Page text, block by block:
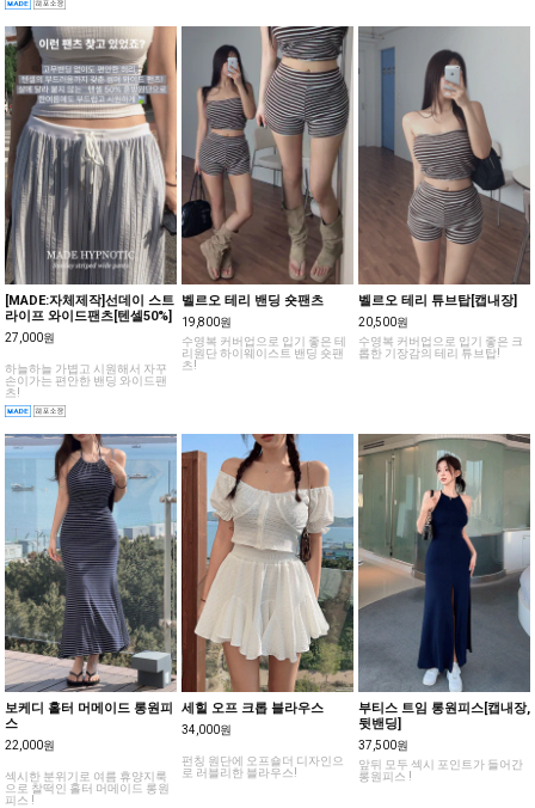
[MADE:자체제작]선데이 스트
라이프 와이드팬츠[텐셀50%]
27,000원
하늘하늘 가볍고 시원해서 자꾸
손이가는 편안한 밴딩 와이드팬
츠!
벨르오 테리 밴딩 숏팬츠
19,800원
수영복 커버업으로 입기 좋은 테
리원단 하이웨이스트 밴딩 숏팬
츠!
벨르오 테리 튜브탑[캡내장]
20,500원
수영복 커버업으로 입기 좋은 크
롭한 기장감의 테리 튜브탑!
보케디 홀터 머메이드 롱원피
스
22,000원
섹시한 분위기로 여름 휴양지룩
으로 찰떡인 홀터 머메이드 롱원
피스 !
세힐 오프 크롭 블라우스
34,000원
펀칭 원단에 오프숄더 디자인으
로 러블리한 블라우스!
부티스 트임 롱원피스[캡내장,
뒷밴딩]
37,500원
앞뒤 모두 섹시 포인트가 들어간
롱원피스 !